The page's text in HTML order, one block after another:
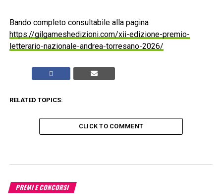
Bando completo consultabile alla pagina
https://gilgameshedizioni.com/xii-edizione-premio-
letterario-nazionale-andrea-torresano-2026/
RELATED TOPICS:
CLICK TO COMMENT
PREMI E CONCORSI